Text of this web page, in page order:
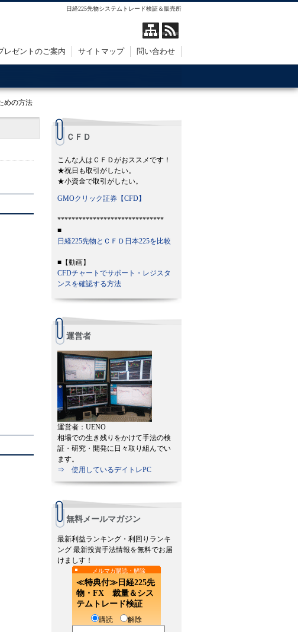
日経225先物システムトレード検証＆販売所
レゼントのご案内 サイトマップ 問い合わせ
めの方法
ＣＦＤ
こんな人はＣＦＤがおススメです！
★祝日も取引がしたい。
★小資金で取引がしたい。
GMOクリック証券【CFD】
******************************
■
日経225先物とＣＦＤ日本225を比較
■【動画】
CFDチャートでサポート・レジスタ
ンスを確認する方法
運営者
運営者：UENO
相場での生き残りをかけて手法の検
証・研究・開発に日々取り組んでい
ます。
⇒ 使用しているデイトレPC
無料メールマガジン
最新利益ランキング・利回りランキ
ング 最新投資手法情報を無料でお届
けましす！
メルマガ購読・解除
≪特典付≫日経225先
物・FX 裁量＆シス
テムトレード検証
購読 解除